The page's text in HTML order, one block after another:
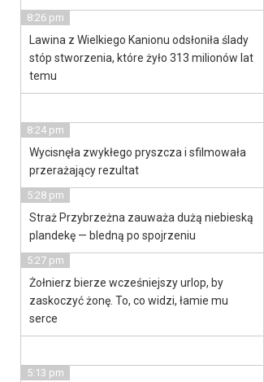
8:26 pm
Lawina z Wielkiego Kanionu odsłoniła ślady
stóp stworzenia, które żyło 313 milionów lat
temu
8:24 pm
Wycisnęła zwykłego pryszcza i sfilmowała
przerażający rezultat
5:28 pm
Straż Przybrzeżna zauważa dużą niebieską
plandekę — bledną po spojrzeniu
5:27 pm
Żołnierz bierze wcześniejszy urlop, by
zaskoczyć żonę. To, co widzi, łamie mu
serce
5:13 pm